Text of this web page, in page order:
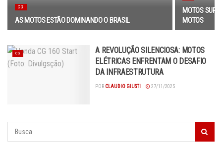
CG
AS MOTOS ESTÃO DOMINANDO O BRASIL
MOTOS
MOTOS
CG
A REVOLUÇÃO SILENCIOSA: MOTOS
ELÉTRICAS ENFRENTAM O DESAFIO
DA INFRAESTRUTURA
POR CLAUDIO GIUSTI 27/11/2025